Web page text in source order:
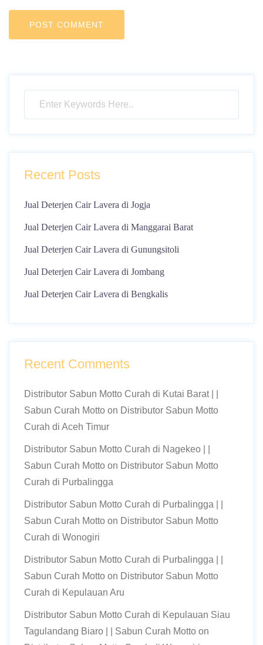
Recent Posts
Jual Deterjen Cair Lavera di Jogja
Jual Deterjen Cair Lavera di Manggarai Barat
Jual Deterjen Cair Lavera di Gunungsitoli
Jual Deterjen Cair Lavera di Jombang
Jual Deterjen Cair Lavera di Bengkalis
Recent Comments
Distributor Sabun Motto Curah di Kutai Barat | |
Sabun Curah Motto on Distributor Sabun Motto
Curah di Aceh Timur
Distributor Sabun Motto Curah di Nagekeo | |
Sabun Curah Motto on Distributor Sabun Motto
Curah di Purbalingga
Distributor Sabun Motto Curah di Purbalingga | |
Sabun Curah Motto on Distributor Sabun Motto
Curah di Wonogiri
Distributor Sabun Motto Curah di Purbalingga | |
Sabun Curah Motto on Distributor Sabun Motto
Curah di Kepulauan Aru
Distributor Sabun Motto Curah di Kepulauan Siau
Tagulandang Biaro | | Sabun Curah Motto on